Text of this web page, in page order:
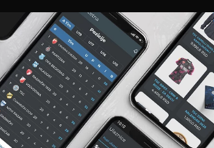
NEWS GALÉRIA „A” CSAPAT TAGSÁG JEGYEK AKKREDITÁCIÓ